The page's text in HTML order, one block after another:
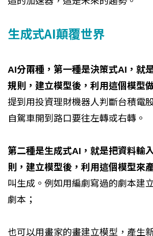
生成式AI顛覆世界
AI分兩種，第一種是決策式AI，就
規則，建立模型後，利用這個模型
提到用投資理財機器人判斷台積電
自駕車開到路口要往左轉或右轉。
第二種是生成式AI，就是把資料輸
則，建立模型後，利用這個模型來
叫生成。例如用編劇寫過的劇本建
劇本；
也可以用畫家的畫建立模型，產生